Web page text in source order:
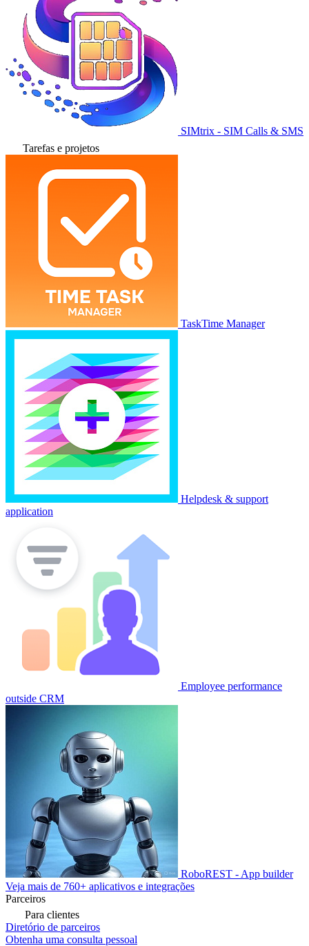
SIMtrix - SIM Calls & SMS
Tarefas e projetos
TaskTime Manager
Helpdesk & support
application
Employee performance
outside CRM
RoboREST - App builder
Veja mais de 760+ aplicativos e integrações
Parceiros
Para clientes
Diretório de parceiros
Obtenha uma consulta pessoal